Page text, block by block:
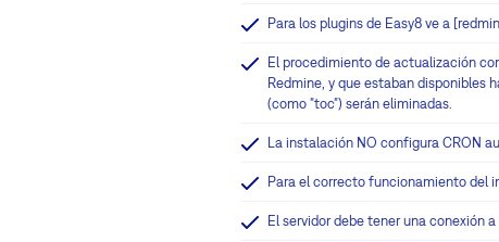
Para los plugins de Easy8 ve a
El procedimiento de actualización
Redmine, y que estaban disponibles
(como "toc") serán eliminadas.
La instalación NO configura CRON
Para el correcto funcionamiento del
El servidor debe tener una conexión